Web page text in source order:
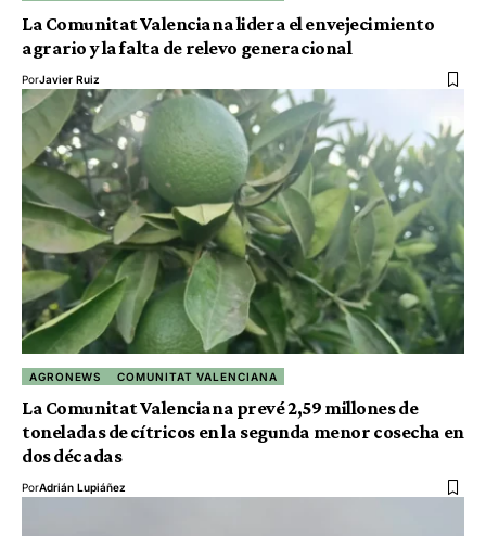
La Comunitat Valenciana lidera el envejecimiento
agrario y la falta de relevo generacional
PorJavier Ruiz
AGRONEWS COMUNITAT VALENCIANA
La Comunitat Valenciana prevé 2,59 millones de
toneladas de cítricos en la segunda menor cosecha en
dos décadas
PorAdrián Lupiáñez